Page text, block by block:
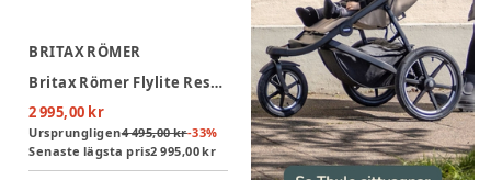
BRITAX RÖMER
Britax Römer Flylite Resevagn - Teak
2 995,00 kr
Ursprungligen4 495,00 kr-33%
Senaste lägsta pris2 995,00 kr